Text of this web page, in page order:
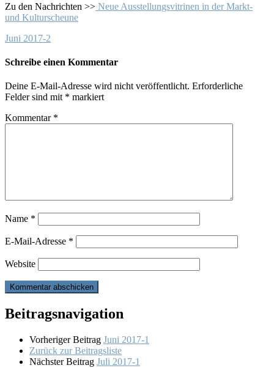
Zu den Nachrichten >> Neue Ausstellungsvitrinen in der Markt-
und Kulturscheune
Juni 2017-2
Schreibe einen Kommentar
Deine E-Mail-Adresse wird nicht veröffentlicht. Erforderliche
Felder sind mit * markiert
Kommentar *
Name *
E-Mail-Adresse *
Website
Beitragsnavigation
Vorheriger Beitrag Juni 2017-1
Zurück zur Beitragsliste
Nächster Beitrag Juli 2017-1